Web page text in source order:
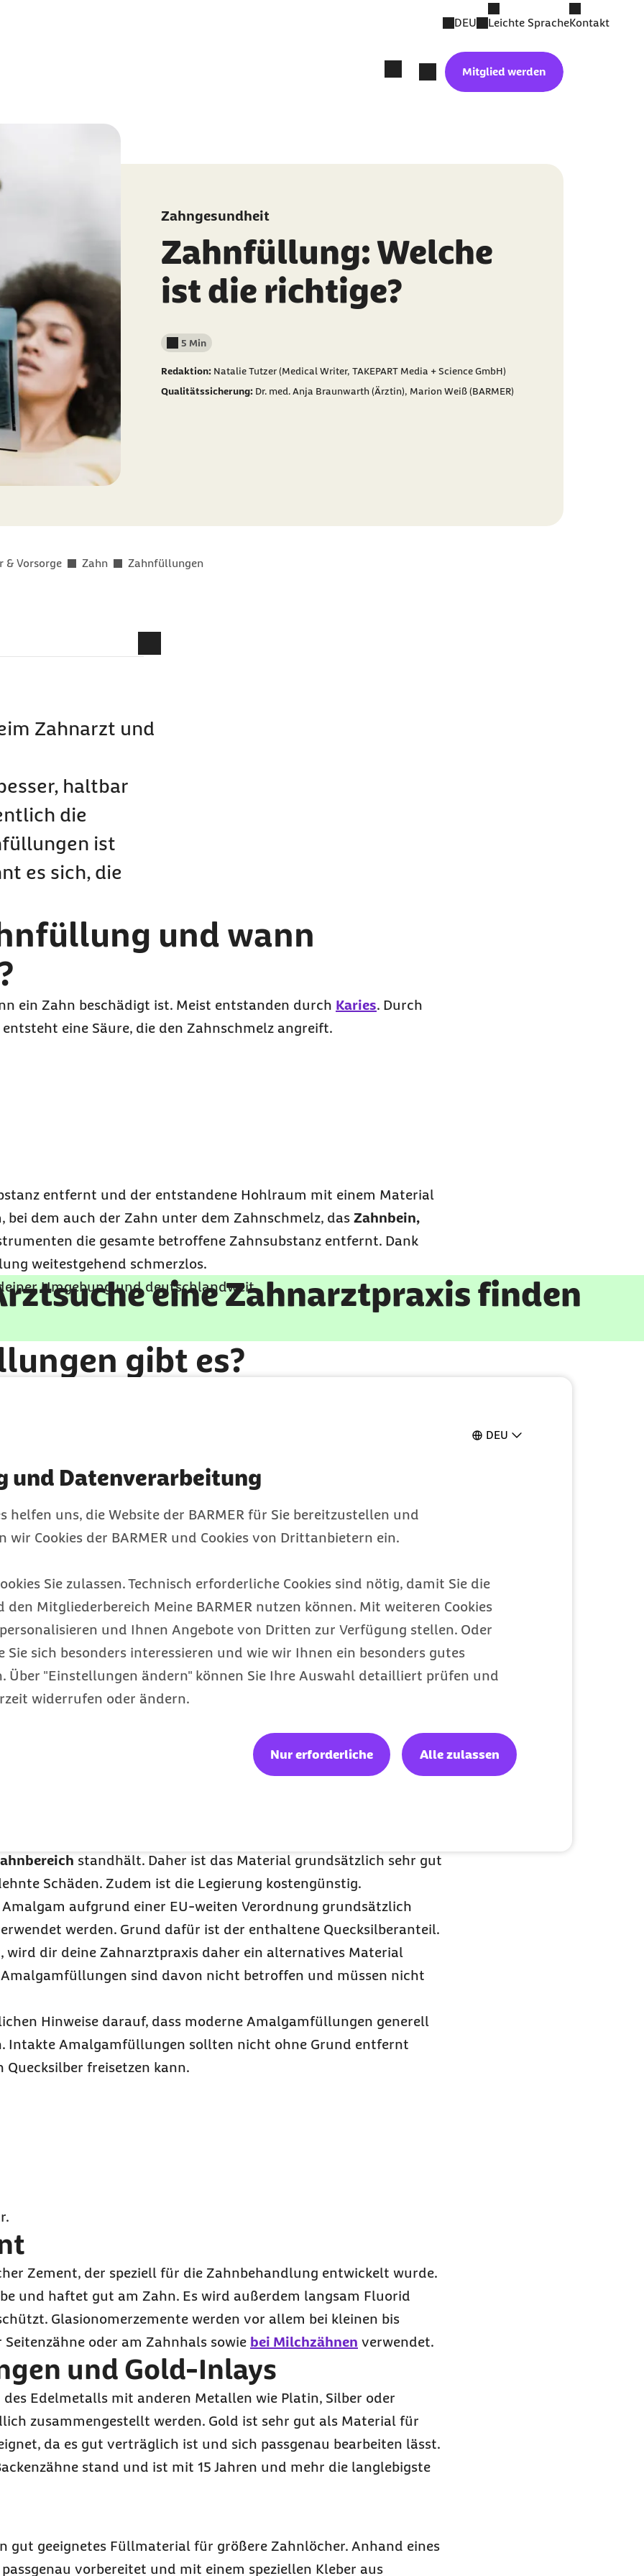
DEU
und Datenverarbeitung
helfen uns, die Website der BARMER für Sie bereitzustellen und
wir Cookies der BARMER und Cookies von Drittanbietern ein.
Sie zulassen. Technisch erforderliche Cookies sind nötig, damit Sie die
Mitgliederbereich Meine BARMER nutzen können. Mit weiteren Cookies
und Ihnen Angebote von Dritten zur Verfügung stellen. Oder
sich besonders interessieren und wie wir Ihnen ein besonders gutes
Über "Einstellungen ändern" können Sie Ihre Auswahl detailliert prüfen und
widerrufen oder ändern.
Nur erforderliche Alle zulassen
DEU Leichte SpracheKontakt
Mitglied werden
Zahngesundheit
Zahnfüllung: Welche
ist die richtige?
Lesedauer weniger als
5 Min
Redaktion: Natalie Tutzer (Medical Writer, TAKEPART Media + Science GmbH)
Qualitätssicherung: Dr. med. Anja Braunwarth (Ärztin), Marion Weiß (BARMER)
& Vorsorge Zahn Zahnfüllungen
Zahnarzt und
haltbar
die
ist
es sich, die
und wann
ein Zahn beschädigt ist. Meist entstanden durch Karies. Durch
eine Säure, die den Zahnschmelz angreift.
entfernt und der entstandene Hohlraum mit einem Material
dem auch der Zahn unter dem Zahnschmelz, das Zahnbein,
die gesamte betroffene Zahnsubstanz entfernt. Dank
weitestgehend schmerzlos.
eine Zahnarztpraxis finden
Umgebung und deutschlandweit.
gibt es?
vor allem, weil sie sich optisch gut anpassen.
sich Komposite zur Zahnfüllung immer weiter verbessert.
Kompositfüllungen stabil und langlebig. Durch die Vielzahl an
es möglich, speziell die Zähne im Frontzahnbereich so natürlich
geeignet.
zu den ältesten Materialien für
standhält. Daher ist das Material grundsätzlich sehr gut
Schäden. Zudem ist die Legierung kostengünstig.
aufgrund einer EU-weiten Verordnung grundsätzlich
werden. Grund dafür ist der enthaltene Quecksilberanteil.
wird dir deine Zahnarztpraxis daher ein alternatives Material
sind davon nicht betroffen und müssen nicht
Hinweise darauf, dass moderne Amalgamfüllungen generell
Intakte Amalgamfüllungen sollten nicht ohne Grund entfernt
freisetzen kann.
Zement, der speziell für die Zahnbehandlung entwickelt wurde.
und haftet gut am Zahn. Es wird außerdem langsam Fluorid
Glasionomerzemente werden vor allem bei kleinen bis
oder am Zahnhals sowie bei Milchzähnen verwendet.
und Gold-Inlays
Edelmetalls mit anderen Metallen wie Platin, Silber oder
zusammengestellt werden. Gold ist sehr gut als Material für
da es gut verträglich ist und sich passgenau bearbeiten lässt.
stand und ist mit 15 Jahren und mehr die langlebigste
gut geeignetes Füllmaterial für größere Zahnlöcher. Anhand eines
vorbereitet und mit einem speziellen Kleber aus